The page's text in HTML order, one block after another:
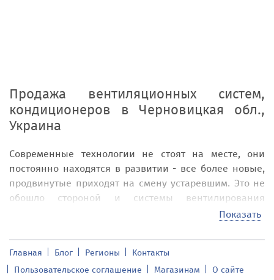
Продажа вентиляционных систем,
кондиционеров в Черновицкая обл.,
Украина
Современные технологии не стоят на месте, они
постоянно находятся в развитии - все более новые,
продвинутые приходят на смену устаревшим. Это не
обошло стороной и системы вентилирования
помещения. Современные вентиляционные системы
никак не повлияв на уровень температуры
помещения. На доске объявлений addnew.biz вашему
вниманию предоставлены самые популярные
Показать
Главная Блог Регионы
Контакты
Пользовательское соглашение
Магазинам О сайте